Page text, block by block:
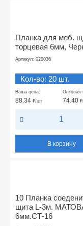
Планка для меб.
торцевая 6мм,
Артикул: 020036
Кол-во: 20 шт.
Ваша цена:
88.34 ₽/шт
Оптовая
74.40₽
В корзину
10 Планка
щита L-3м.
6мм.СТ-16